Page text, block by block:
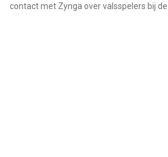
contact met Zynga over valsspelers bij de...